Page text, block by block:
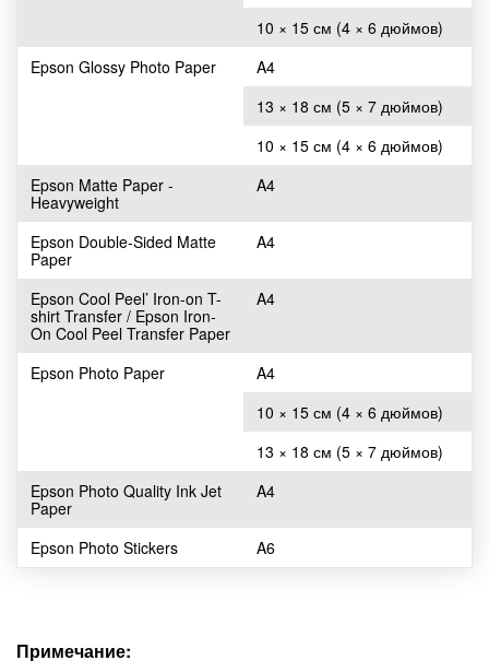
10 × 15 см (4 × 6 дюймов)
Epson Glossy Photo Paper
A4
13 × 18 см (5 × 7 дюймов)
10 × 15 см (4 × 6 дюймов)
Epson Matte Paper -
Heavyweight
A4
Epson Double-Sided Matte
Paper
A4
Epson Cool Peel’ Iron-on T-
shirt Transfer / Epson Iron-
On Cool Peel Transfer Paper
A4
Epson Photo Paper
A4
10 × 15 см (4 × 6 дюймов)
13 × 18 см (5 × 7 дюймов)
Epson Photo Quality Ink Jet
Paper
A4
Epson Photo Stickers A6
Примечание: